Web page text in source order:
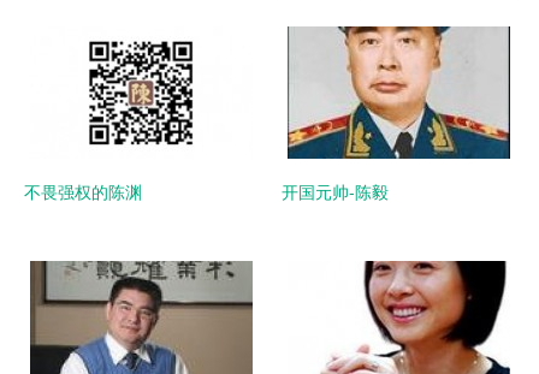
不畏强权的陈渊 开国元帅-陈毅